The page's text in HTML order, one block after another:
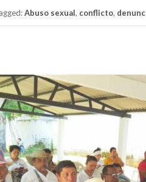
Abuso sexual, conflicto,